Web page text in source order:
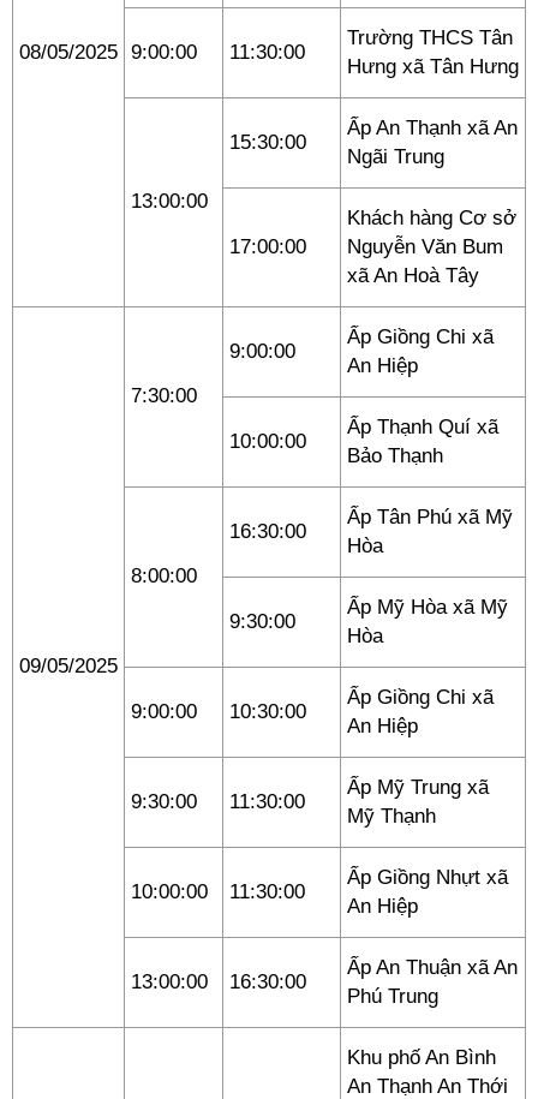
08/05/2025 9:00:00 11:30:00
Trường THCS Tân
Hưng xã Tân Hưng
13:00:00
15:30:00
Ấp An Thạnh xã An
Ngãi Trung
17:00:00
Khách hàng Cơ sở
Nguyễn Văn Bum
xã An Hoà Tây
09/05/2025
7:30:00
9:00:00
Ấp Giồng Chi xã
An Hiệp
10:00:00
Ấp Thạnh Quí xã
Bảo Thạnh
8:00:00
16:30:00
Ấp Tân Phú xã Mỹ
Hòa
9:30:00
Ấp Mỹ Hòa xã Mỹ
Hòa
9:00:00 10:30:00
Ấp Giồng Chi xã
An Hiệp
9:30:00 11:30:00
Ấp Mỹ Trung xã
Mỹ Thạnh
10:00:00 11:30:00
Ấp Giồng Nhựt xã
An Hiệp
13:00:00 16:30:00
Ấp An Thuận xã An
Phú Trung
Khu phố An Bình
An Thạnh An Thới